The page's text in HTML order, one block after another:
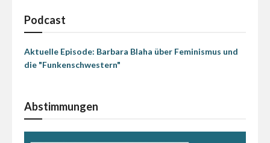
Podcast
Aktuelle Episode: Barbara Blaha über Feminismus und
die "Funkenschwestern"
Abstimmungen